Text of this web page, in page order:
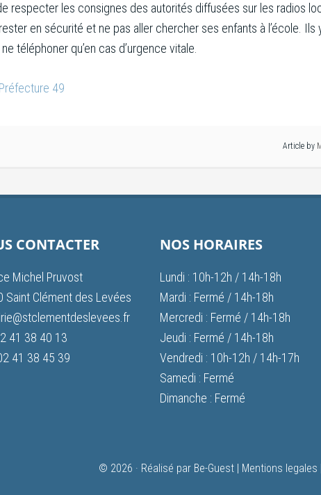
respecter les consignes des autorités diffusées sur les radios
en sécurité et ne pas aller chercher ses enfants à l’école.
téléphoner qu’en cas d’urgence vitale.
49
Article by
CONTACTER
Michel Pruvost
Saint Clément des Levées
41 38 40 13
41 38 45 39
NOS HORAIRES
Lundi : 10h-12h / 14h-18h
Mardi : Fermé / 14h-18h
Mercredi : Fermé / 14h-18h
Jeudi : Fermé / 14h-18h
Vendredi : 10h-12h / 14h-17h
Samedi : Fermé
Dimanche : Fermé
© 2026 · Réalisé par Be-Guest Mentions legales